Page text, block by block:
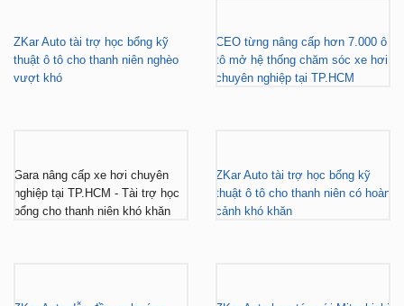
ZKar Auto tài trợ học bổng kỹ
thuật ô tô cho thanh niên nghèo
vượt khó
CEO từng nâng cấp hơn 7.000 ô
tô mở hệ thống chăm sóc xe hơi
chuyên nghiệp tại TP.HCM
Gara nâng cấp xe hơi chuyên
nghiệp tại TP.HCM - Tài trợ học
bổng cho thanh niên khó khăn
ZKar Auto tài trợ học bổng kỹ
thuật ô tô cho thanh niên có hoàn
cảnh khó khăn